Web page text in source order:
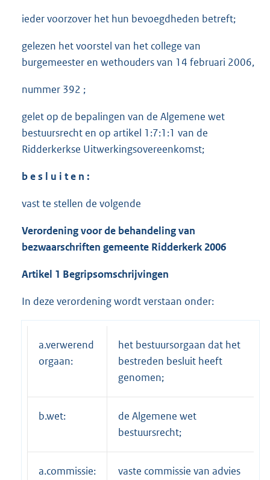
ieder voorzover het hun bevoegdheden betreft;
gelezen het voorstel van het college van
burgemeester en wethouders van 14 februari 2006,
nummer 392 ;
gelet op de bepalingen van de Algemene wet
bestuursrecht en op artikel 1:7:1:1 van de
Ridderkerkse Uitwerkingsovereenkomst;
b e s l u i t e n :
vast te stellen de volgende
Verordening voor de behandeling van
bezwaarschriften gemeente Ridderkerk 2006
Artikel 1 Begripsomschrijvingen
In deze verordening wordt verstaan onder:
a.verwerend
orgaan:
het bestuursorgaan dat het
bestreden besluit heeft
genomen;
b.wet:
de Algemene wet
bestuursrecht;
a.commissie:
vaste commissie van advies